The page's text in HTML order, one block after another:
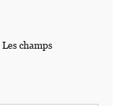
Les champs